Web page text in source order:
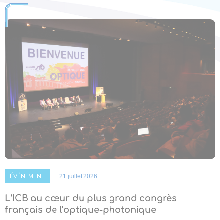
ÉVÉNEMENT 21 juillet 2026
L’ICB au cœur du plus grand congrès
français de l’optique-photonique